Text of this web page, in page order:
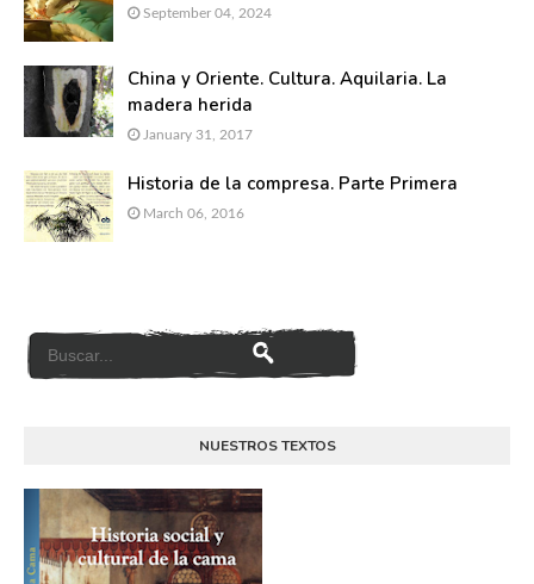
September 04, 2024
China y Oriente. Cultura. Aquilaria. La
madera herida
January 31, 2017
Historia de la compresa. Parte Primera
March 06, 2016
NUESTROS TEXTOS